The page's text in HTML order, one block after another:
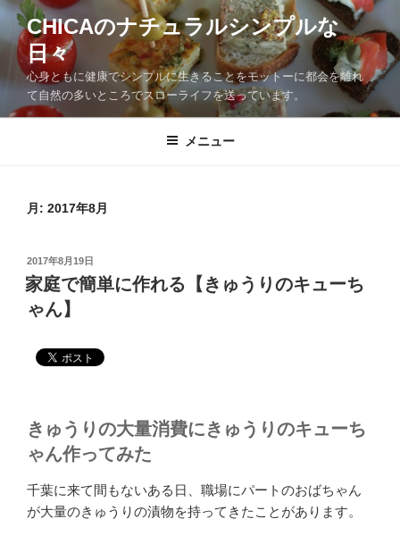
CHICAのナチュラルシンプルな
日々
心身ともに健康でシンプルに生きることをモットーに都会を離れ
て自然の多いところでスローライフを送っています。
メニュー
月: 2017年8月
2017年8月19日
家庭で簡単に作れる【きゅうりのキューち
ゃん】
きゅうりの大量消費にきゅうりのキューち
ゃん作ってみた
千葉に来て間もないある日、職場にパートのおばちゃん
が大量のきゅうりの漬物を持ってきたことがあります。